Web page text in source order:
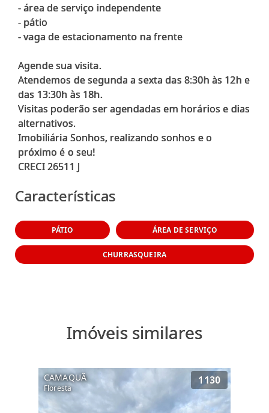
- área de serviço independente
- pátio
- vaga de estacionamento na frente
Agende sua visita.
Atendemos de segunda a sexta das 8:30h às 12h e
das 13:30h às 18h.
Visitas poderão ser agendadas em horários e dias
alternativos.
Imobiliária Sonhos, realizando sonhos e o
próximo é o seu!
Características
PÁTIO ÁREA DE SERVIÇO
CHURRASQUEIRA
Imóveis similares
CAMAQUÃ
Floresta
1130